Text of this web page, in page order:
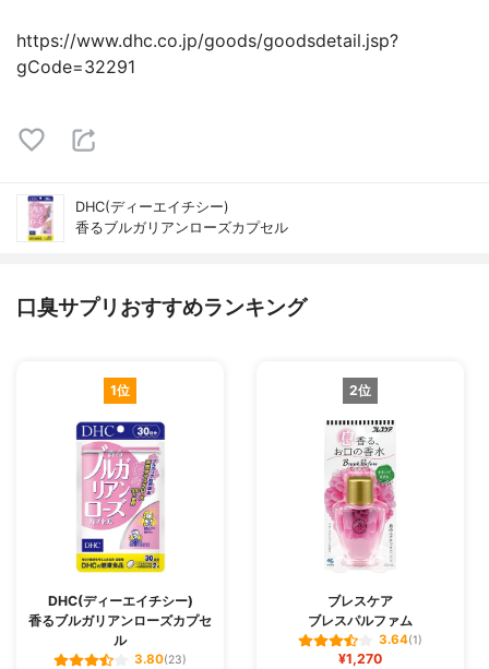
https://www.dhc.co.jp/goods/goodsdetail.jsp?
gCode=32291
DHC(ディーエイチシー)
香るブルガリアンローズカプセル
口臭サプリおすすめランキング
1位
DHC(ディーエイチシー)
香るブルガリアンローズカプセ
ル
3.80(23)
2位
ブレスケア
ブレスパルファム
3.64(1)
¥1,270